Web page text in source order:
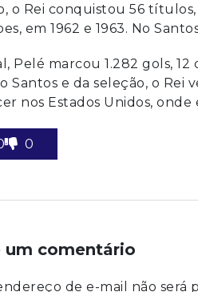
o Rei conquistou 56
em 1962 e 1963. No
Pelé marcou 1.282 gols,
Santos e da seleção, o Rei
nos Estados Unidos,
0
um comentário
de e-mail não será